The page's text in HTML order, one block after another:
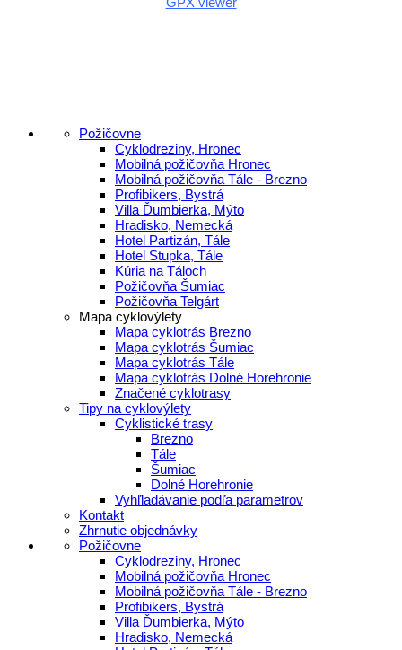
Požičovne
Cyklodreziny, Hronec
Mobilná požičovňa Hronec
Mobilná požičovňa Tále - Brezno
Profibikers, Bystrá
Villa Ďumbierka, Mýto
Hradisko, Nemecká
Hotel Partizán, Tále
Hotel Stupka, Tále
Kúria na Táloch
Požičovňa Šumiac
Požičovňa Telgárt
Mapa cyklovýlety
Mapa cyklotrás Brezno
Mapa cyklotrás Šumiac
Mapa cyklotrás Tále
Mapa cyklotrás Dolné Horehronie
Značené cyklotrasy
Tipy na cyklovýlety
Cyklistické trasy
Brezno
Tále
Šumiac
Dolné Horehronie
Vyhľladávanie podľa parametrov
Kontakt
Zhrnutie objednávky
Požičovne
Cyklodreziny, Hronec
Mobilná požičovňa Hronec
Mobilná požičovňa Tále - Brezno
Profibikers, Bystrá
Villa Ďumbierka, Mýto
Hradisko, Nemecká